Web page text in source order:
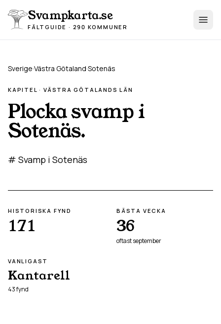
Svampkarta.se
FÄLTGUIDE · 290 KOMMUNER
Sverige·Västra Götaland·Sotenäs
KAPITEL · VÄSTRA GÖTALAND S LÄN
Plocka svamp i
Sotenäs.
# Svamp i Sotenäs
HISTORISKA FYND
171
BÄSTA VECKA
36
oftastseptember
VANLIGAST
Kantarell
43fynd